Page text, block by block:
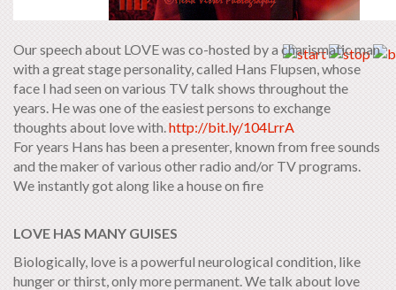
Our speech about LOVE was co-hosted by a charismatic man
with a great stage personality, called Hans Flupsen, whose
face I had seen on various TV talk shows throughout the
years. He was one of the easiest persons to exchange
thoughts about love with. http://bit.ly/104LrrA
For years Hans has been a presenter, known from free sounds
and the maker of various other radio and/or TV programs.
We instantly got along like a house on fire
LOVE HAS MANY GUISES
Biologically, love is a powerful neurological condition, like
hunger or thirst, only more permanent. We talk about love